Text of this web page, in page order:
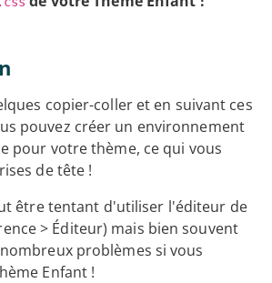
copier-coller et en suivant ces
pouvez créer un environnement
pour votre thème, ce qui vous
de tête !
être tentant d'utiliser l'éditeur de
> Éditeur) mais bien souvent
problèmes si vous
Enfant !